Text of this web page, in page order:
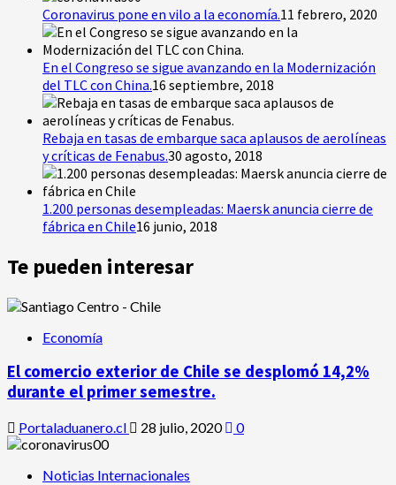
Coronavirus pone en vilo a la economía.11 febrero, 2020
En el Congreso se sigue avanzando en la Modernización
del TLC con China.16 septiembre, 2018
Rebaja en tasas de embarque saca aplausos de aerolíneas
y críticas de Fenabus.30 agosto, 2018
1.200 personas desempleadas: Maersk anuncia cierre de
fábrica en Chile16 junio, 2018
Te pueden interesar
Economía
El comercio exterior de Chile se desplomó 14,2%
durante el primer semestre.
Portaladuanero.cl 28 julio, 2020 0
Noticias Internacionales